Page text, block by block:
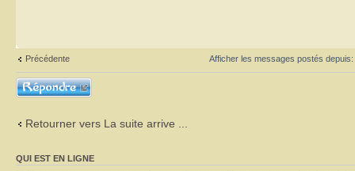
Précédente Afficher les messages postés depuis:
Répondre
Retourner vers La suite arrive ...
QUI EST EN LIGNE